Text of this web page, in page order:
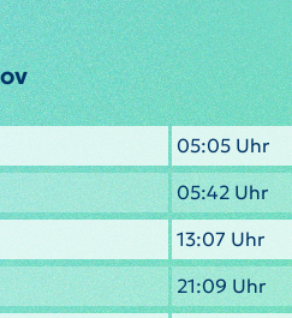
05:05 Uhr
05:42 Uhr
13:07 Uhr
21:09 Uhr